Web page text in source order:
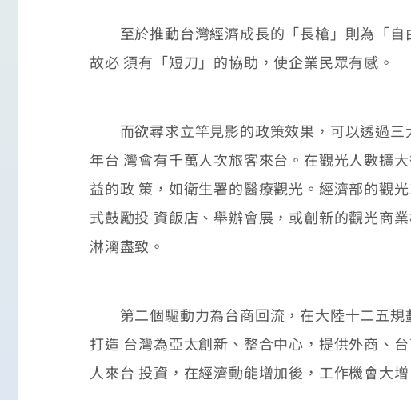
至於推動台灣經濟成長的「長槍」則為「自
故必 須有「短刀」的協助，使企業民眾有感。
而欲尋求立竿見影的政策效果，可以透過三
年台 灣會有千萬人次旅客來台。在觀光人數擴
益的政 策，如衛生署的醫療觀光。經濟部的觀
式鼓勵投 資飯店、舉辦會展，或創新的觀光商
淋漓盡致。
第二個驅動力為台商回流，在大陸十二五規
打造 台灣為亞太創新、整合中心，提供外商、
人來台 投資，在經濟動能增加後，工作機會大